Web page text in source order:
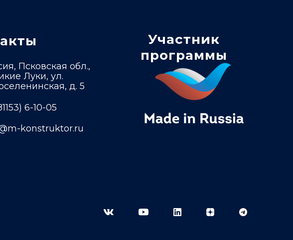
Участник
программы
Псковская обл.,
Луки, ул.
д. 5
konstruktor.ru
6-10-05